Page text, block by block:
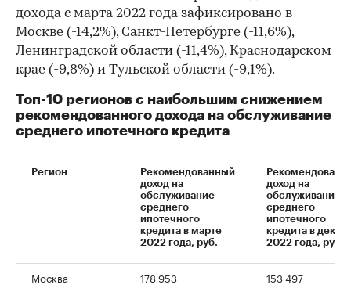
дохода с марта 2022 года зафиксировано в
Москве (-14,2%), Санкт-Петербурге (-11,6%),
Ленинградской области (-11,4%), Краснодарском
крае (-9,8%) и Тульской области (-9,1%).
Топ-10 регионов с наибольшим снижением
рекомендованного дохода на обслуживание
среднего ипотечного кредита
Регион
Рекомендованный
доход на
обслуживание
среднего
ипотечного
кредита в марте
2022 года, руб.
доход на
обслуживание
среднего
ипотечного
кредита в
2022 года, руб.
Москва 178 953
153 497